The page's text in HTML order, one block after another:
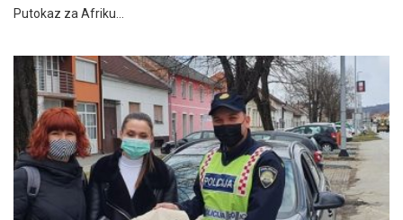
Putokaz za Afriku…